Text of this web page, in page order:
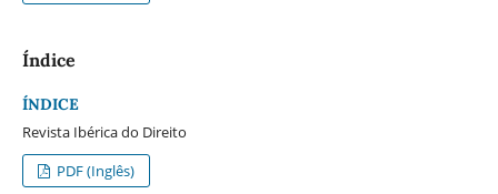
Índice
ÍNDICE
Revista Ibérica do Direito
PDF (Inglês)